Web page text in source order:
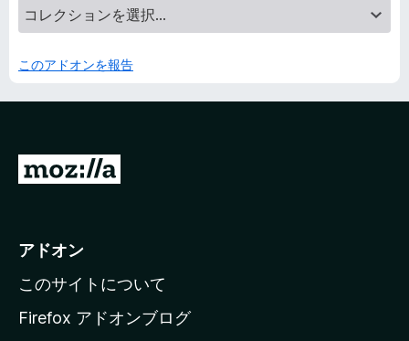
このアドオンを報告
M
i
l
a
アドオン
このサイトについて
Firefox アドオンブログ